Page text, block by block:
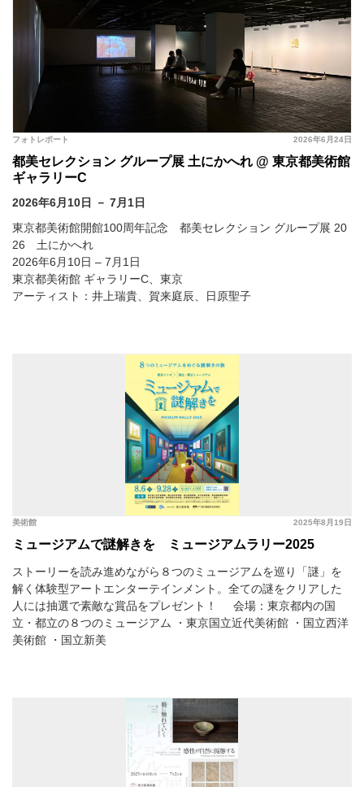
2026年6月24日
フォトレポート
都美セレクション グループ展 土にかへれ @ 東京都美術館
ギャラリーC
2026年6月10日 － 7月1日
東京都美術館開館100周年記念 都美セレクション グループ展 20
26 土にかへれ
2026年6月10日 – 7月1日
東京都美術館 ギャラリーC、東京
アーティスト：井上瑞貴、賀来庭辰、日原聖子
2025年8月19日
美術館
ミュージアムで謎解きを ミュージアムラリー2025
ストーリーを読み進めながら８つのミュージアムを巡り「謎」を
解く体験型アートエンターテインメント。全ての謎をクリアした
人には抽選で素敵な賞品をプレゼント！ 会場：東京都内の国
立・都立の８つのミュージアム ・東京国立近代美術館 ・国立西洋
美術館 ・国立新美